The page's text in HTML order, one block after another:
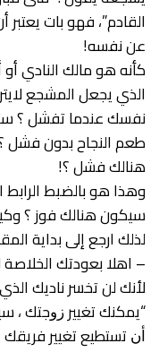
القادم”، فهو بات
عن نفسه!
كأنه هو مالك النادي
الذي يجعل المشجع
نفسك عندما تفشل ؟
طعم النجاح بدون
هنالك فشل ؟!
وهذا هو بالضبط
سيكون هنالك فوز ؟
لذلك ارجع إلى بداية
– اهلا بعودتك الخلاصة
لأنك لن تخسر ناديك
“ﻳﻤﻜﻨﻚ ﺗﻐﻴﻴﺮ ﺯﻭﺟﺘﻚ ،
ﺃﻥ ﺗﺴﺘﻄﻴﻊ ﺗﻐﻴﻴﺮ